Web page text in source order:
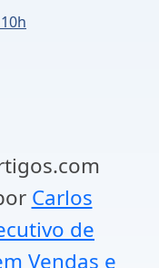
Carlos
de
Vendas e